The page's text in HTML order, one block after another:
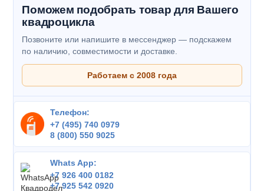
Поможем подобрать товар для Вашего
квадроцикла
Позвоните или напишите в мессенджер — подскажем
по наличию, совместимости и доставке.
Работаем с 2008 года
Телефон:
+7 (495) 740 0979
8 (800) 550 9025
Whats App:
+7 926 400 0182
+7 925 542 0920